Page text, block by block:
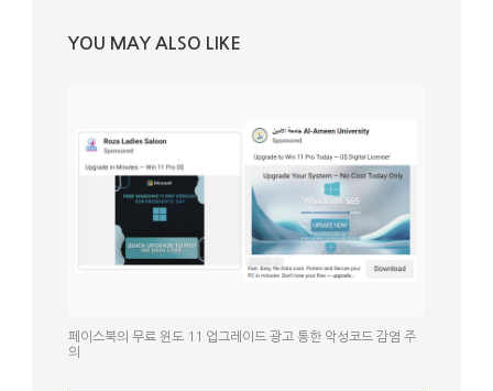
YOU MAY ALSO LIKE
페이스북의 무료 윈도 11 업그레이드 광고 통한 악성코드 감염 주
의